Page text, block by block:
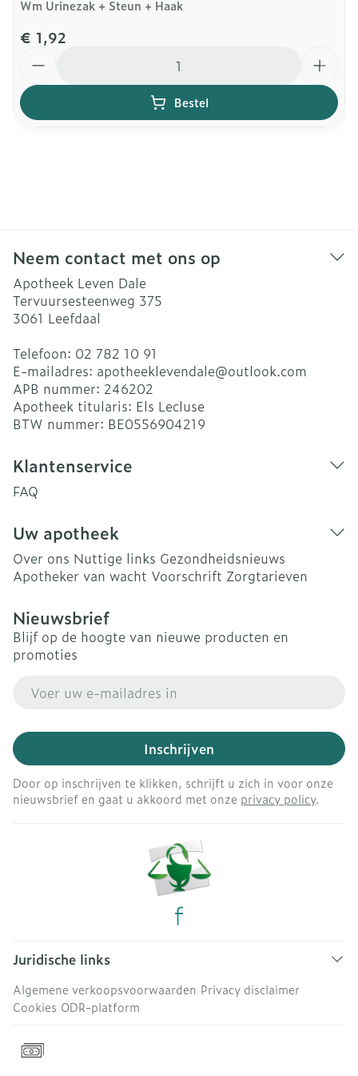
Wm Urinezak + Steun + Haak
€ 1,92
Bestel
Neem contact met ons op
Apotheek Leven Dale
Tervuursesteenweg 375
3061 Leefdaal
Telefoon: 02 782 10 91
E-mailadres: apotheeklevendale@outlook.com
APB nummer: 246202
Apotheek titularis: Els Lecluse
BTW nummer: BE0556904219
Klantenservice
FAQ
Uw apotheek
Over ons Nuttige links Gezondheidsnieuws
Apotheker van wacht Voorschrift Zorgtarieven
Nieuwsbrief
Blijf op de hoogte van nieuwe producten en
promoties
Inschrijven
Door op inschrijven te klikken, schrijft u zich in voor onze
nieuwsbrief en gaat u akkoord met onze privacy policy.
Juridische links
Algemene verkoopsvoorwaarden Privacy disclaimer
Cookies ODR-platform